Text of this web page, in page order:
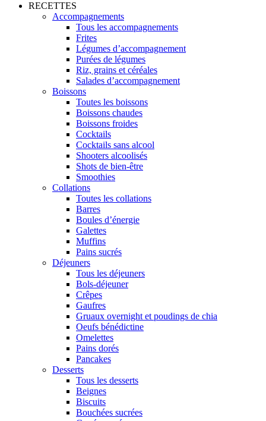
RECETTES
Accompagnements
Tous les accompagnements
Frites
Légumes d’accompagnement
Purées de légumes
Riz, grains et céréales
Salades d’accompagnement
Boissons
Toutes les boissons
Boissons chaudes
Boissons froides
Cocktails
Cocktails sans alcool
Shooters alcoolisés
Shots de bien-être
Smoothies
Collations
Toutes les collations
Barres
Boules d’énergie
Galettes
Muffins
Pains sucrés
Déjeuners
Tous les déjeuners
Bols-déjeuner
Crêpes
Gaufres
Gruaux overnight et poudings de chia
Oeufs bénédictine
Omelettes
Pains dorés
Pancakes
Desserts
Tous les desserts
Beignes
Biscuits
Bouchées sucrées